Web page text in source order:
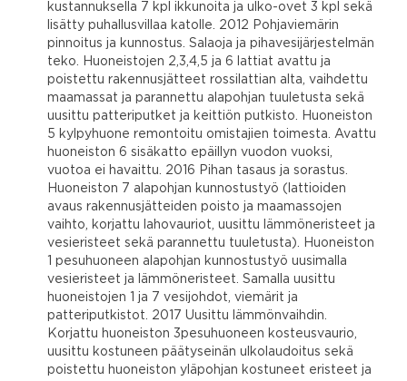
kustannuksella 7 kpl ikkunoita ja ulko-ovet 3 kpl sekä
lisätty puhallusvillaa katolle. 2012 Pohjaviemärin
pinnoitus ja kunnostus. Salaoja ja pihavesijärjestelmän
teko. Huoneistojen 2,3,4,5 ja 6 lattiat avattu ja
poistettu rakennusjätteet rossilattian alta, vaihdettu
maamassat ja parannettu alapohjan tuuletusta sekä
uusittu patteriputket ja keittiön putkisto. Huoneiston
5 kylpyhuone remontoitu omistajien toimesta. Avattu
huoneiston 6 sisäkatto epäillyn vuodon vuoksi,
vuotoa ei havaittu. 2016 Pihan tasaus ja sorastus.
Huoneiston 7 alapohjan kunnostustyö (lattioiden
avaus rakennusjätteiden poisto ja maamassojen
vaihto, korjattu lahovauriot, uusittu lämmöneristeet ja
vesieristeet sekä parannettu tuuletusta). Huoneiston
1 pesuhuoneen alapohjan kunnostustyö uusimalla
vesieristeet ja lämmöneristeet. Samalla uusittu
huoneistojen 1 ja 7 vesijohdot, viemärit ja
patteriputkistot. 2017 Uusittu lämmönvaihdin.
Korjattu huoneiston 3pesuhuoneen kosteusvaurio,
uusittu kostuneen päätyseinän ulkolaudoitus sekä
poistettu huoneiston yläpohjan kostuneet eristeet ja